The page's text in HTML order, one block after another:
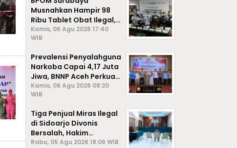
Musnahkan Hampir 98
Ribu Tablet Obat Ilegal,
Cegah Penyalahgunaan
di Kalangan Pelajar
Kamis, 06 Agu 2026 17:40
WIB
Prevalensi Penyalahguna
Narkoba Capai 4,17 Juta
Jiwa, BNNP Aceh Perkuat
P4GN di Subulussalam
Kamis, 06 Agu 2026 08:20
WIB
Tiga Penjual Miras Ilegal
di Sidoarjo Divonis
Bersalah, Hakim
Jatuhkan Denda hingga
Rabu, 05 Agu 2026 18:06 WIB